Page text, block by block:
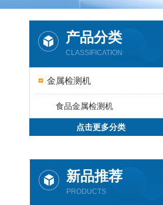
产品分类
CLASSIFICATION
金属检测机
食品金属检测机
点击更多分类
新品推荐
PRODUCTS